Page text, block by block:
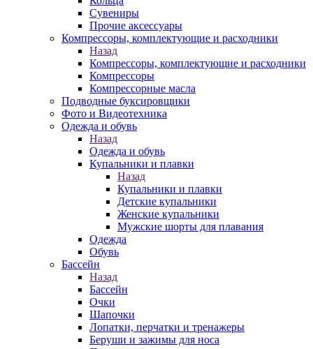
Сувениры
Прочие аксессуары
Компрессоры, комплектующие и расходники
Назад
Компрессоры, комплектующие и расходники
Компрессоры
Компрессорные масла
Подводные буксировщики
Фото и Видеотехника
Одежда и обувь
Назад
Одежда и обувь
Купальники и плавки
Назад
Купальники и плавки
Детские купальники
Женские купальники
Мужские шорты для плавания
Одежда
Обувь
Бассейн
Назад
Бассейн
Очки
Шапочки
Лопатки, перчатки и тренажеры
Беруши и зажимы для носа